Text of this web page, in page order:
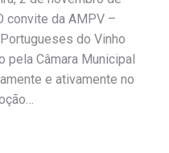
convite da AMPV –
do Vinho
Câmara Municipal
e ativamente no